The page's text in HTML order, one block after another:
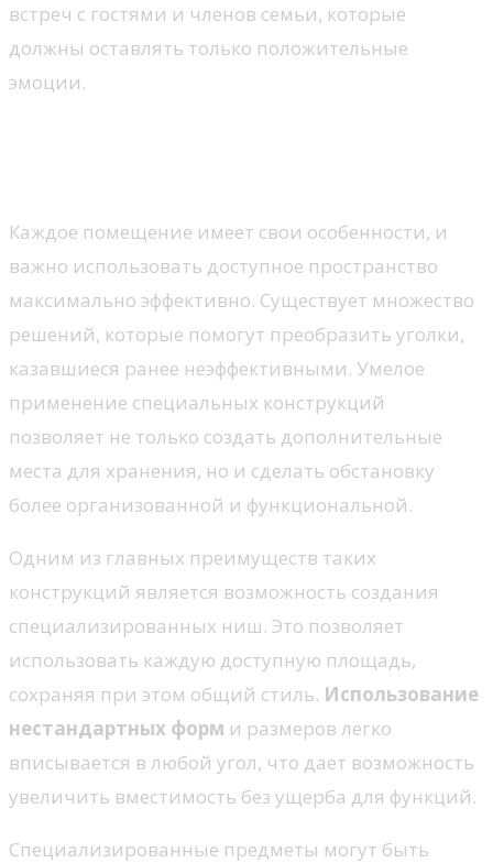
встреч с гостями и членов семьи, которые
должны оставлять только положительные
эмоции.
Каждое помещение имеет свои особенности, и
важно использовать доступное пространство
максимально эффективно. Существует множество
решений, которые помогут преобразить уголки,
казавшиеся ранее неэффективными. Умелое
применение специальных конструкций
позволяет не только создать дополнительные
места для хранения, но и сделать обстановку
более организованной и функциональной.
Одним из главных преимуществ таких
конструкций является возможность создания
специализированных ниш. Это позволяет
использовать каждую доступную площадь,
сохраняя при этом общий стиль. Использование
нестандартных форм и размеров легко
вписывается в любой угол, что дает возможность
увеличить вместимость без ущерба для функций.
Специализированные предметы могут быть